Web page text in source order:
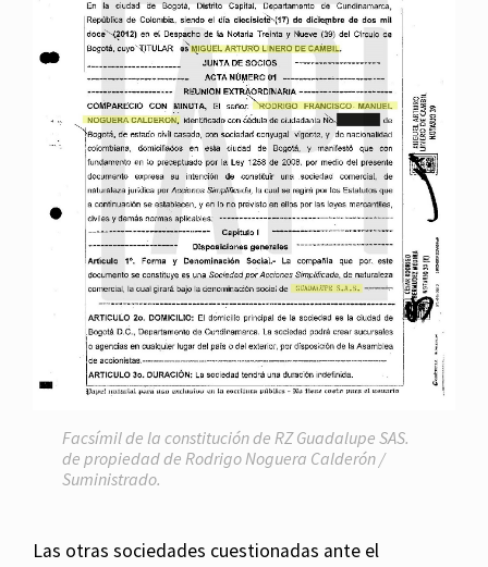
Facsímil de la constitución de RZ Guadalupe SAS.
de propiedad de Rodrigo Noguera Calderón /
Suministrado.
Las otras sociedades cuestionadas ante el